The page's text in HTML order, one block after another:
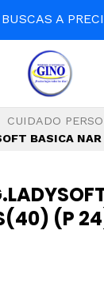
A
CUIDADO
BASICA
(P